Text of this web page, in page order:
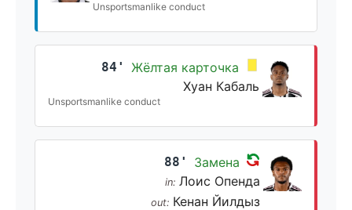
Unsportsmanlike conduct
84'
Жёлтая карточка
Хуан Кабаль
Unsportsmanlike conduct
88' Замена
in: Лоис Опенда
out: Кенан Йилдыз